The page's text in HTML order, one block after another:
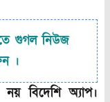
গুগল নিউজ
।
বিদেশি অ্যাপ।